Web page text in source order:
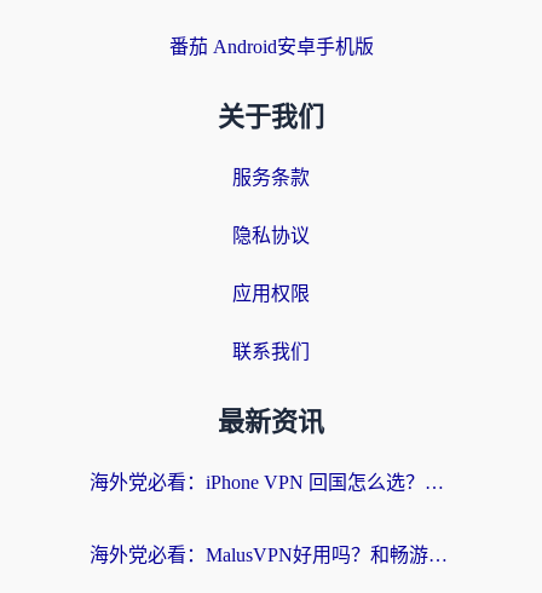
番茄 Android安卓手机版
关于我们
服务条款
隐私协议
应用权限
联系我们
最新资讯
海外党必看：iPhone VPN 回国怎么选？一篇搞定无缝访问国内资源
海外党必看：MalusVPN好用吗？和畅游VPN对比哪个回国效果更好？附穿梭飞鱼神龟真实体验